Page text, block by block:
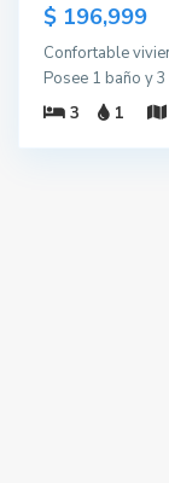
$ 196,999
Confortable
Posee 1 baño y
3
1